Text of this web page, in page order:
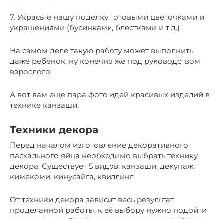
7. Украсьте нашу поделку готовыми цветочками и
украшениями (бусинками, блестками и т.д.)
На самом деле такую работу может выполнить
даже ребенок, ну конечно же под руководством
взрослого.
А вот вам еще пара фото идей красивых изделий в
технике канзаши.
Техники декора
Перед началом изготовление декоративного
пасхального яйца необходимо выбрать технику
декора. Существует 5 видов: канзаши, декупаж,
кимекоми, кинусайга, квиллинг.
От техники декора зависит весь результат
проделанной работы, к её выбору нужно подойти